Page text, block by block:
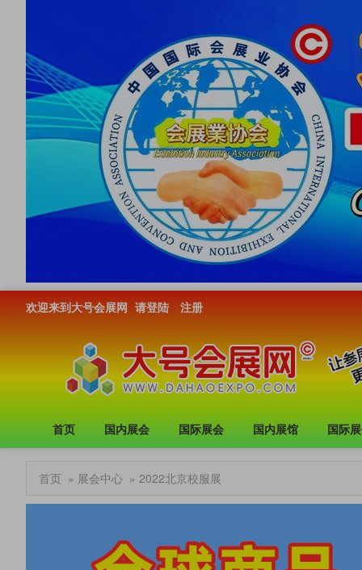
欢迎来到大号会展网 请登陆 注册
首页 国内展会 国际展会 国内展馆 国际
首页 » 展会中心 » 2022北京校服展